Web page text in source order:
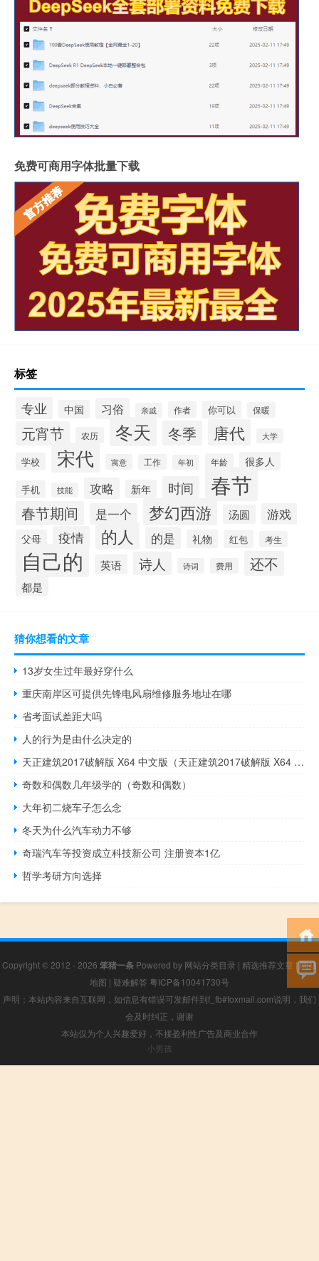
免费可商用字体批量下载
标签
专业 中国 习俗 亲戚 作者 你可以 保暖
元宵节 农历 冬天 冬季 唐代 大学
学校 宋代 寓意 工作 年初 年龄 很多人
手机 技能 攻略 新年 时间 春节
春节期间 是一个 梦幻西游 汤圆 游戏
父母 疫情 的人 的是 礼物 红包 考生
自己的 英语 诗人 诗词 费用 还不
都是
猜你想看的文章
13岁女生过年最好穿什么
重庆南岸区可提供先锋电风扇维修服务地址在哪
省考面试差距大吗
人的行为是由什么决定的
天正建筑2017破解版 X64 中文版（天正建筑2017破解版 X64 中文版功能简介）
奇数和偶数几年级学的（奇数和偶数）
大年初二烧车子怎么念
冬天为什么汽车动力不够
奇瑞汽车等投资成立科技新公司 注册资本1亿
哲学考研方向选择
Copyright © 2012 - 2026 笨猪一条 Powered by 网站分类目录 | 精选推荐文章 |网站
地图 | 疑难解答 粤ICP备10041730号
声明：本站内容来自互联网，如信息有错误可发邮件到f_fb#foxmail.com说明，我们
会及时纠正，谢谢
本站仅为个人兴趣爱好，不接盈利性广告及商业合作
小男孩